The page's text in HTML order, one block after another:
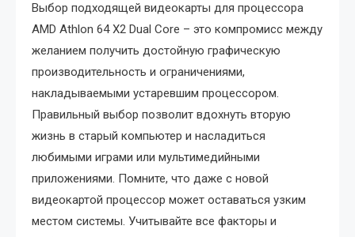
Выбор подходящей видеокарты для процессора
AMD Athlon 64 X2 Dual Core – это компромисс между
желанием получить достойную графическую
производительность и ограничениями,
накладываемыми устаревшим процессором.
Правильный выбор позволит вдохнуть вторую
жизнь в старый компьютер и насладиться
любимыми играми или мультимедийными
приложениями. Помните, что даже с новой
видеокартой процессор может оставаться узким
местом системы. Учитывайте все факторы и